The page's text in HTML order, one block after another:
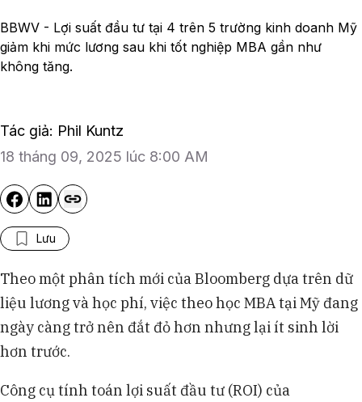
BBWV - Lợi suất đầu tư tại 4 trên 5 trường kinh doanh Mỹ
giảm khi mức lương sau khi tốt nghiệp MBA gần như
không tăng.
Tác giả: Phil Kuntz
18 tháng 09, 2025 lúc 8:00 AM
Lưu
Theo một phân tích mới của Bloomberg dựa trên dữ
liệu lương và học phí, việc theo học MBA tại Mỹ đang
ngày càng trở nên đắt đỏ hơn nhưng lại ít sinh lời
hơn trước.
Công cụ tính toán lợi suất đầu tư (ROI) của